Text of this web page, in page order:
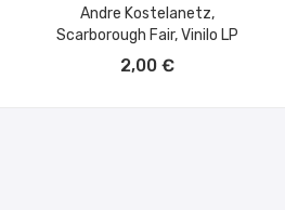
Andre Kostelanetz,
Scarborough Fair, Vinilo LP
2,00 €
AÑADIR AL CARRITO